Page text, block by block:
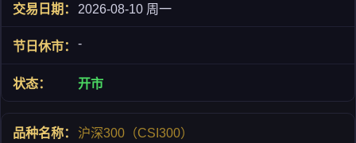
2026-08-10 周一
-
开市
沪深300（CSI300）